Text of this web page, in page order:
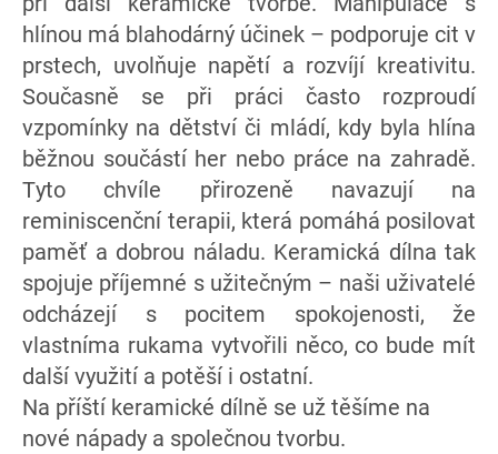
hlínou má blahodárný účinek – podporuje cit v
prstech, uvolňuje napětí a rozvíjí kreativitu.
Současně se při práci často rozproudí
vzpomínky na dětství či mládí, kdy byla hlína
běžnou součástí her nebo práce na zahradě.
Tyto chvíle přirozeně navazují na
reminiscenční terapii, která pomáhá posilovat
paměť a dobrou náladu. Keramická dílna tak
spojuje příjemné s užitečným – naši uživatelé
odcházejí s pocitem spokojenosti, že
vlastníma rukama vytvořili něco, co bude mít
další využití a potěší i ostatní.
Na příští keramické dílně se už těšíme na
nové nápady a společnou tvorbu.